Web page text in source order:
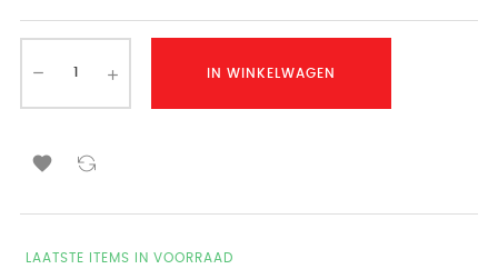
IN WINKELWAGEN

LAATSTE ITEMS IN VOORRAAD